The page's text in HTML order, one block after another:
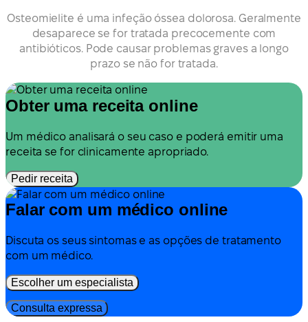
Osteomielite é uma infeção óssea dolorosa. Geralmente
desaparece se for tratada precocemente com
antibióticos. Pode causar problemas graves a longo
prazo se não for tratada.
Obter uma receita online
Um médico analisará o seu caso e poderá emitir uma
receita se for clinicamente apropriado.
Pedir receita
Falar com um médico online
Discuta os seus sintomas e as opções de tratamento
com um médico.
Escolher um especialista
Consulta expressa